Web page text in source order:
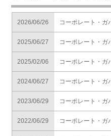
2026/06/26 コーポレート・ガ
2025/06/27 コーポレート・ガ
2025/02/06 コーポレート・ガ
2024/06/27 コーポレート・ガ
2023/06/29 コーポレート・ガ
2022/06/29 コーポレート・ガ